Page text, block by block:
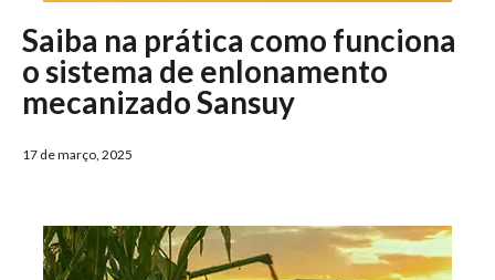
Saiba na prática como funciona
o sistema de enlonamento
mecanizado Sansuy
17 de março, 2025